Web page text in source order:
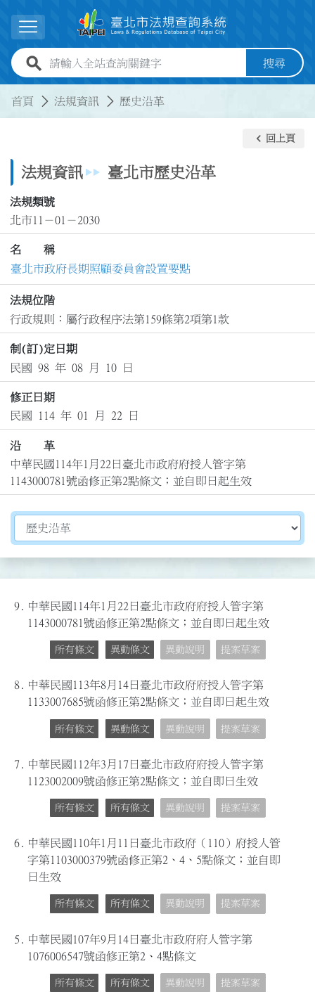
展開選單
全站查詢關鍵字欄位 搜尋
首頁 法規資訊 歷史沿革
法規資訊 臺北市歷史沿革
keyboard_arrow_left 回上頁
法規類號
北市11－01－2030
名 稱
臺北市政府長期照顧委員會設置要點
法規位階
行政規則：屬行政程序法第159條第2項第1款
制(訂)定日期
民國 98 年 08 月 10 日
修正日期
民國 114 年 01 月 22 日
沿 革
中華民國114年1月22日臺北市政府府授人管字第
1143000781號函修正第2點條文；並自即日起生效
切換選擇法規資訊內容
9.
中華民國114年1月22日臺北市政府府授人管字第
1143000781號函修正第2點條文；並自即日起生效
所有條文 異動條文 異動說明 提案草案
8. 中華民國113年8月14日臺北市政府府授人管字第
1133007685號函修正第2點條文；並自即日起生效
所有條文 異動條文 異動說明 提案草案
7.
中華民國112年3月17日臺北市政府府授人管字第
1123002009號函修正第2點條文；並自即日生效
所有條文 所有條文 異動說明 提案草案
6. 中華民國110年1月11日臺北市政府（110）府授人管
字第1103000379號函修正第2、4、5點條文；並自即
日生效
所有條文 所有條文 異動說明 提案草案
5.
中華民國107年9月14日臺北市政府府人管字第
1076006547號函修正第2、4點條文
所有條文 所有條文 異動說明 提案草案